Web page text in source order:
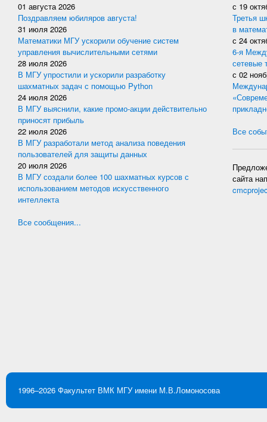
01 августа 2026
Поздравляем юбиляров августа!
31 июля 2026
Математики МГУ ускорили обучение систем
управления вычислительными сетями
28 июля 2026
В МГУ упростили и ускорили разработку
шахматных задач с помощью Python
24 июля 2026
В МГУ выяснили, какие промо-акции действительно
приносят прибыль
22 июля 2026
В МГУ разработали метод анализа поведения
пользователей для защиты данных
20 июля 2026
В МГУ создали более 100 шахматных курсов с
использованием методов искусственного
интеллекта
Все сообщения...
с 19
Третья
в
с 24
6-я
сетевые
с 02
Все
сайта
1996–2026 Факультет ВМК МГУ имени М.В.Ломоносова